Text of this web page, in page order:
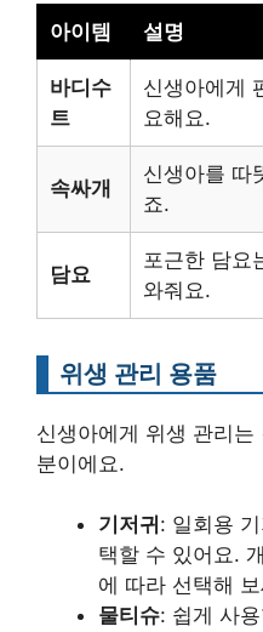
아이템 설명
바디수
트
신생아에게
요해요.
속싸개
신생아를 따
죠.
담요
포근한 담요
와줘요.
위생 관리 용품
신생아에게 위생 관리
분이에요.
기저귀 : 일회용
택할 수 있어요.
에 따라 선택해
물티슈: 쉽게 사